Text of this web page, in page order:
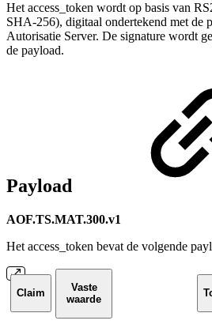
Het access_token wordt op basis van
SHA-256), digitaal ondertekend met de
Autorisatie Server. De signature wordt
de payload.
Payload
AOF.TS.MAT.300.v1
Het access_token bevat de volgende
Claim
Vaste
waarde